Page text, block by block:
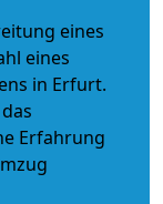
eines
eines
in Erfurt.
Erfahrung